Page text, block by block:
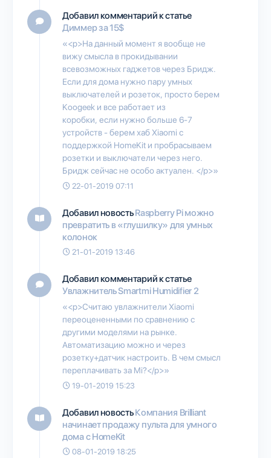
Добавил комментарий к статье
Диммер за 15$
«<p>На данный момент я вообще не
вижу смысла в прокидывании
всевозможных гаджетов через Бридж.
Если для дома нужно пару умных
выключателей и розеток, просто берем
Koogeek и все работает из
коробки, если нужно больше 6-7
устройств - берем хаб Xiaomi с
поддержкой HomeKit и пробрасываем
розетки и выключатели через него.
Бридж сейчас не особо актуален. </p>»
22-01-2019 07:11
Добавил новостьRaspberry Pi можно
превратить в «глушилку» для умных
колонок
21-01-2019 13:46
Добавил комментарий к статье
Увлажнитель Smartmi Humidifier 2
«<p>Считаю увлажнители Xiaomi
переоцененными по сравнению с
другими моделями на рынке.
Автоматизацию можно и через
розетку+датчик настроить. В чем смысл
переплачивать за Mi?</p>»
19-01-2019 15:23
Добавил новостьКомпания Brilliant
начинает продажу пульта для умного
дома с HomeKit
08-01-2019 18:25